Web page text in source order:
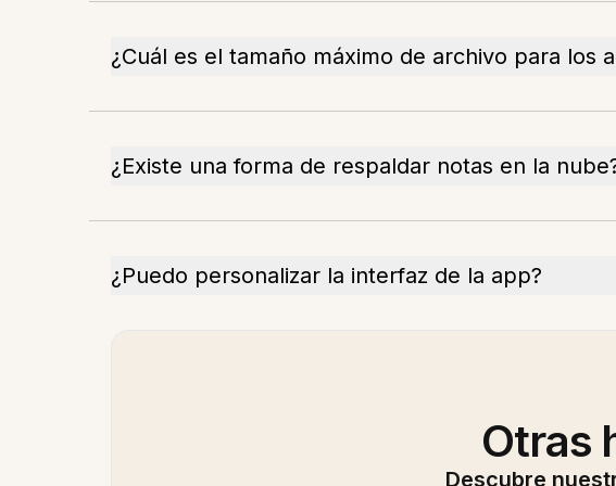
¿Cuál es el tamaño máximo de archivo para los
¿Existe una forma de respaldar notas en la
¿Puedo personalizar la interfaz de la app?
Otras
Descubre